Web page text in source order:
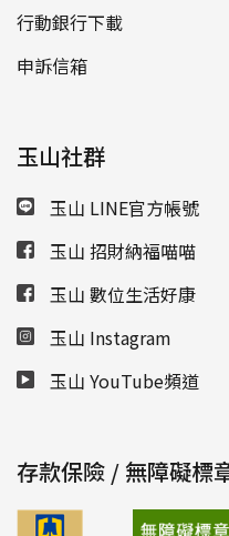
行動銀行下載
申訴信箱
玉山社群
玉山 LINE官方帳號
玉山 招財納福喵喵
玉山 數位生活好康
玉山 Instagram
玉山 YouTube頻道
存款保險 / 無障礙標